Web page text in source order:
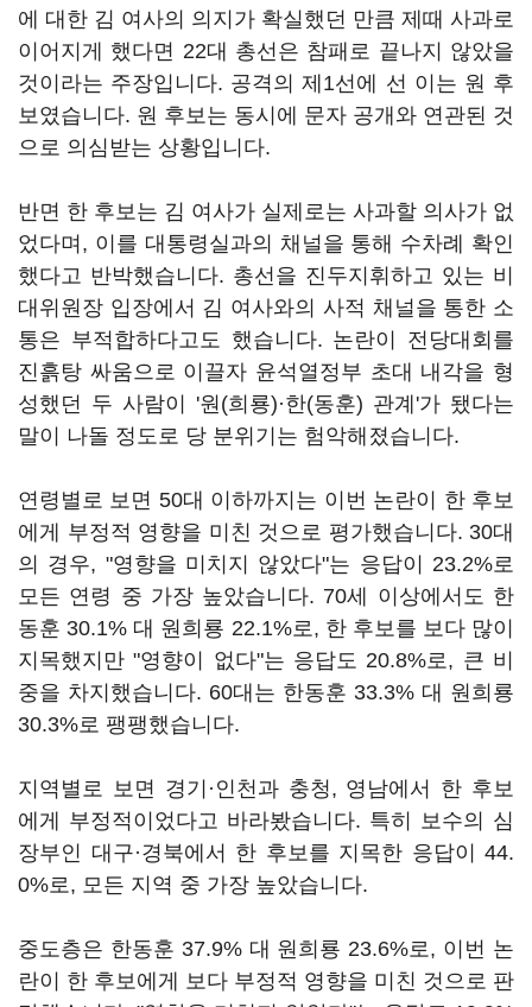
에 대한 김 여사의 의지가 확실했던 만큼 제때 사과로
이어지게 했다면 22대 총선은 참패로 끝나지 않았을
것이라는 주장입니다. 공격의 제1선에 선 이는 원 후
보였습니다. 원 후보는 동시에 문자 공개와 연관된 것
으로 의심받는 상황입니다.
반면 한 후보는 김 여사가 실제로는 사과할 의사가 없
었다며, 이를 대통령실과의 채널을 통해 수차례 확인
했다고 반박했습니다. 총선을 진두지휘하고 있는 비
대위원장 입장에서 김 여사와의 사적 채널을 통한 소
통은 부적합하다고도 했습니다. 논란이 전당대회를
진흙탕 싸움으로 이끌자 윤석열정부 초대 내각을 형
성했던 두 사람이 '원(희룡)·한(동훈) 관계'가 됐다는
말이 나돌 정도로 당 분위기는 험악해졌습니다.
연령별로 보면 50대 이하까지는 이번 논란이 한 후보
에게 부정적 영향을 미친 것으로 평가했습니다. 30대
의 경우, "영향을 미치지 않았다"는 응답이 23.2%로
모든 연령 중 가장 높았습니다. 70세 이상에서도 한
동훈 30.1% 대 원희룡 22.1%로, 한 후보를 보다 많이
지목했지만 "영향이 없다"는 응답도 20.8%로, 큰 비
중을 차지했습니다. 60대는 한동훈 33.3% 대 원희룡
30.3%로 팽팽했습니다.
지역별로 보면 경기·인천과 충청, 영남에서 한 후보
에게 부정적이었다고 바라봤습니다. 특히 보수의 심
장부인 대구·경북에서 한 후보를 지목한 응답이 44.
0%로, 모든 지역 중 가장 높았습니다.
중도층은 한동훈 37.9% 대 원희룡 23.6%로, 이번 논
란이 한 후보에게 보다 부정적 영향을 미친 것으로 판